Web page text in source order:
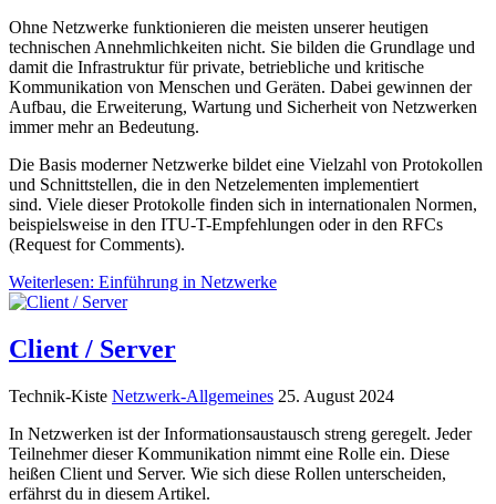
Ohne Netzwerke funktionieren die meisten unserer heutigen
technischen Annehmlichkeiten nicht. Sie bilden die Grundlage und
damit die Infrastruktur für private, betriebliche und kritische
Kommunikation von Menschen und Geräten. Dabei gewinnen der
Aufbau, die Erweiterung, Wartung und Sicherheit von Netzwerken
immer mehr an Bedeutung.
Die Basis moderner Netzwerke bildet eine Vielzahl von Protokollen
und Schnittstellen, die in den Netzelementen implementiert
sind. Viele dieser Protokolle finden sich in internationalen Normen,
beispielsweise in den ITU‑T-Empfehlungen oder in den RFCs
(Request for Comments).
Weiterlesen: Einführung in Netzwerke
Client / Server
Technik-Kiste Netzwerk-Allgemeines 25. August 2024
In Netzwerken ist der Informationsaustausch streng geregelt. Jeder
Teilnehmer dieser Kommunikation nimmt eine Rolle ein. Diese
heißen Client und Server. Wie sich diese Rollen unterscheiden,
erfährst du in diesem Artikel.